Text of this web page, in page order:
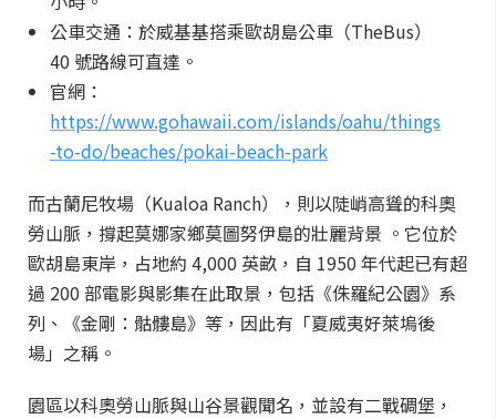
公車交通：於威基基搭乘歐胡島公車（TheBus）
40 號路線可直達。
官網：
https://www.gohawaii.com/islands/oahu/things
-to-do/beaches/pokai-beach-park
而古蘭尼牧場（Kualoa Ranch），則以陡峭高聳的科奧
勞山脈，撐起莫娜家鄉莫圖努伊島的壯麗背景 。它位於
歐胡島東岸，占地約 4,000 英畝，自 1950 年代起已有超
過 200 部電影與影集在此取景，包括《侏羅紀公園》系
列、《金剛：骷髏島》等，因此有「夏威夷好萊塢後
場」之稱。
園區以科奧勞山脈與山谷景觀聞名，並設有二戰碉堡，